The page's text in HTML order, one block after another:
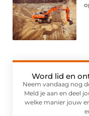
Word lid en
Neem vandaag nog
Meld je aan en deel
welke manier jouw